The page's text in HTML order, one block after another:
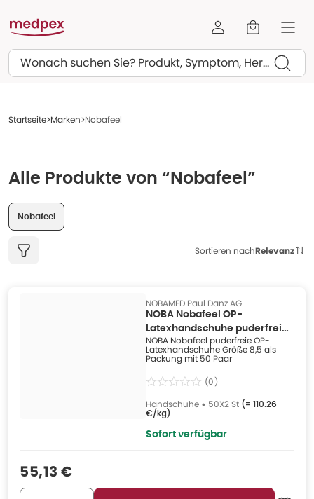
Suchen
Startseite Marken Nobafeel
Alle Produkte von “Nobafeel”
Nobafeel
Sortieren nachRelevanz
NOBAMED Paul Danz AG
NOBA Nobafeel OP-
Latexhandschuhe puderfrei
Größe 8,5 50X 50X2 St
NOBA Nobafeel puderfreie OP-
Latexhandschuhe Größe 8,5 als
Packung mit 50 Paar
(0)
Handschuhe • 50X2 St (= 110.26
€/kg)
Sofort verfügbar
Verkaufspreis
55,13 €